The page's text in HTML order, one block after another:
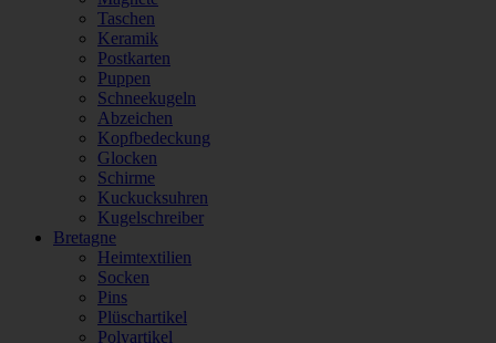
Taschen
Keramik
Postkarten
Puppen
Schneekugeln
Abzeichen
Kopfbedeckung
Glocken
Schirme
Kuckucksuhren
Kugelschreiber
Bretagne
Heimtextilien
Socken
Pins
Plüschartikel
Polyartikel